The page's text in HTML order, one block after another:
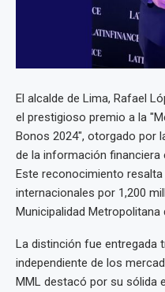
El alcalde de Lima, Rafael
el prestigioso premio a la
Bonos 2024", otorgado por
de la información financiera
Este reconocimiento
internacionales por 1,200
Municipalidad Metropolitana
La distinción fue entregada
independiente de los
MML destacó por su sólida